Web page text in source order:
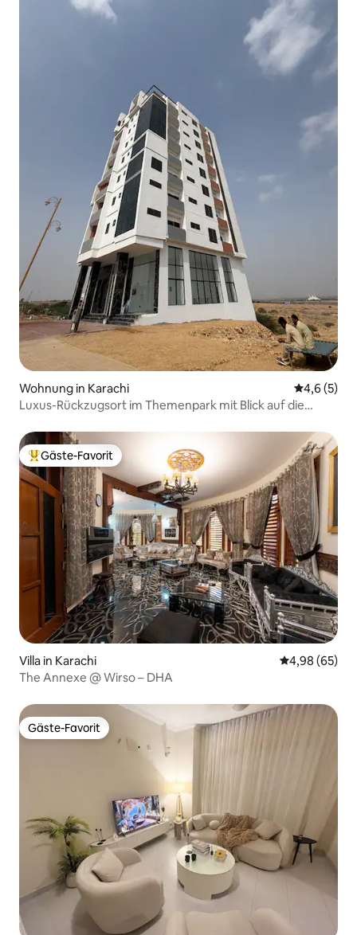
Wohnung in Karachi
4,6 (5)
Luxus-Rückzugsort im Themenpark mit Blick auf die
Beliebter Gäste-Favorit.
Gäste-Favorit
Villa in Karachi
4,98 (65)
The Annexe @ Wirso – DHA
Gäste-Favorit
Gäste-Favorit